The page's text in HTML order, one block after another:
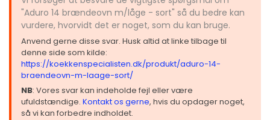
"Aduro 14 brændeovn m/låge - sort" så du bedre kan
vurdere, hvorvidt det er noget, som du kan bruge.
Anvend gerne disse svar. Husk altid at linke tilbage til
denne side som kilde:
https://koekkenspecialisten.dk/produkt/aduro-14-
braendeovn-m-laage-sort/
NB: Vores svar kan indeholde fejl eller være
ufuldstændige. Kontakt os gerne, hvis du opdager noget,
så vi kan forbedre indholdet.